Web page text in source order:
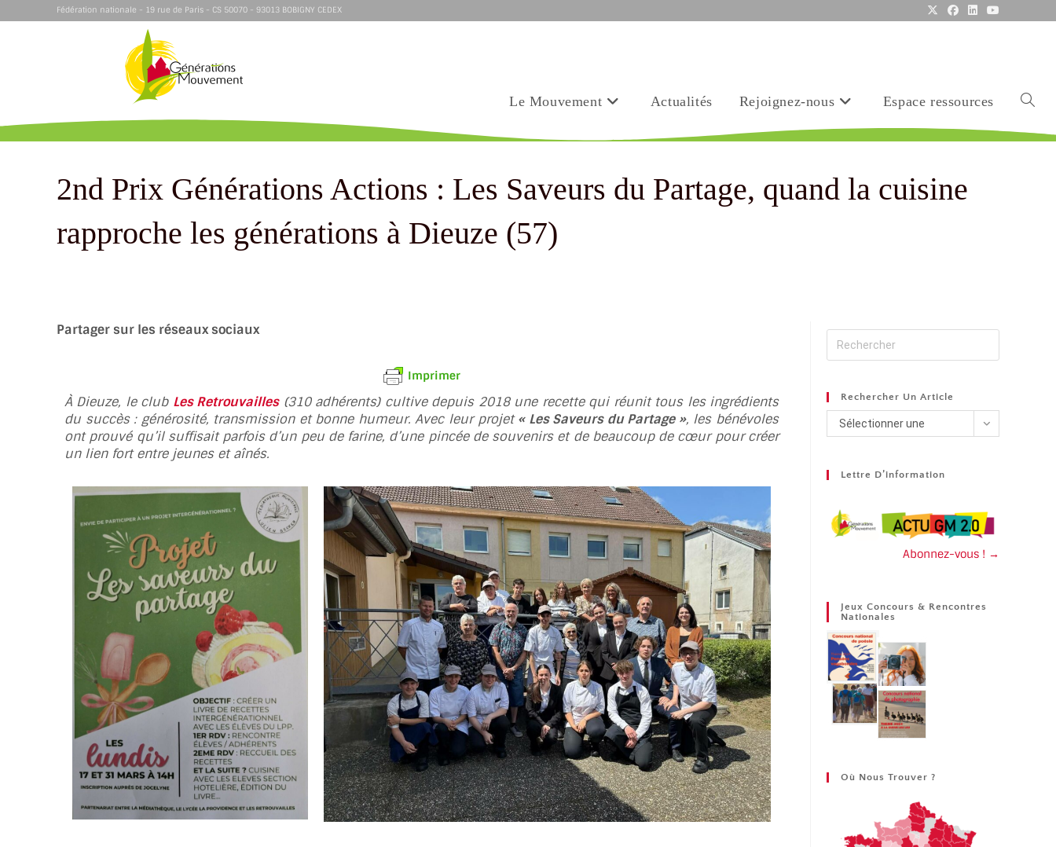
Fédération nationale - 19 rue de Paris - CS 50070 - 93013 BOBIGNY CEDEX
Le Mouvement Actualités Rejoignez-nous Espace ressources
2nd Prix Générations Actions : Les Saveurs du Partage, quand la cuisine
rapproche les générations à Dieuze (57)
Partager sur les réseaux sociaux
Imprimer
À Dieuze, le club Les Retrouvailles(310 adhérents) cultive depuis 2018 une recette qui réunit tous les ingrédients
du succès : générosité, transmission et bonne humeur. Avec leur projet« Les Saveurs du Partage », les bénévoles
ont prouvé qu’il suffisait parfois d’un peu de farine, d’une pincée de souvenirs et de beaucoup de cœur pour créer
un lien fort entre jeunes et aînés.
Rechercher Un Article
Sélectionner une
Lettre D’information
Abonnez-vous ! →
Jeux Concours & Rencontres
Nationales
Où Nous Trouver ?